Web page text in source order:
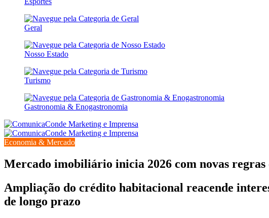
Geral
Nosso Estado
Turismo
Gastronomia & Enogastronomia
Economia & Mercado
Mercado imobiliário inicia 2026 com novas regras
Ampliação do crédito habitacional reacende
de longo prazo